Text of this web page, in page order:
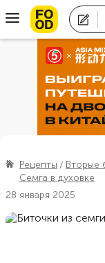
Рецепты Вторые
Семга в духовке
28 января 2025